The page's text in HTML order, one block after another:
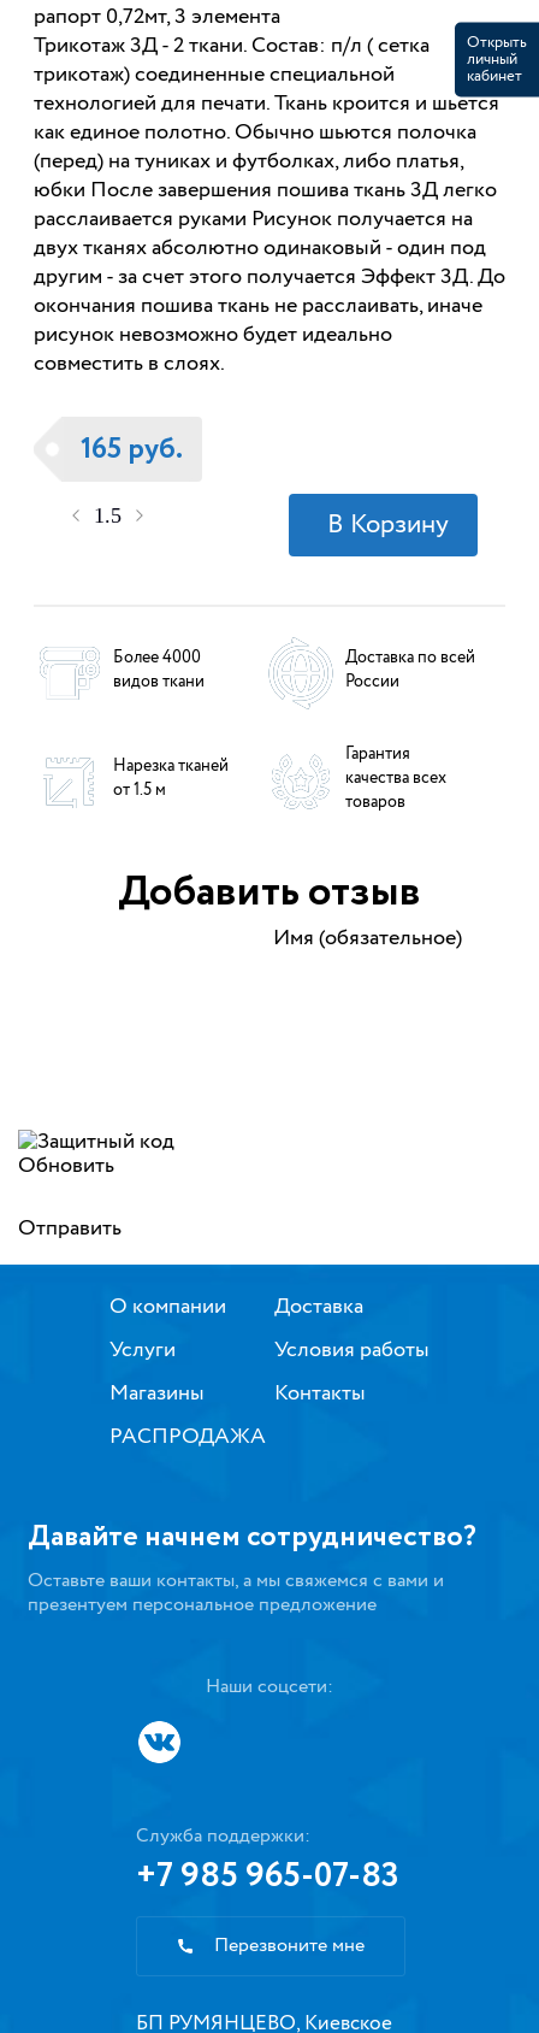
рапорт 0,72мт, 3 элемента
Трикотаж 3Д - 2 ткани. Состав: п/л ( сетка
трикотаж) соединенные специальной
технологией для печати. Ткань кроится и шьется
как единое полотно. Обычно шьются полочка
(перед) на туниках и футболках, либо платья,
юбки После завершения пошива ткань 3Д легко
расслаивается руками Рисунок получается на
двух тканях абсолютно одинаковый - один под
другим - за счет этого получается Эффект 3Д. До
окончания пошива ткань не расслаивать, иначе
рисунок невозможно будет идеально
совместить в слоях.
165 руб.
Более 4000
видов ткани
Доставка по всей
России
Нарезка тканей
от 1.5 м
Гарантия
качества всех
товаров
Добавить отзыв
Имя (обязательное)
Обновить
Отправить
Открыть
личный
кабинет
О компании
Услуги
Магазины
РАСПРОДАЖА
Доставка
Условия работы
Контакты
Давайте начнем сотрудничество?
Оставьте ваши контакты, а мы свяжемся с вами и
презентуем персональное предложение
Наши соцсети:
Служба поддержки:
+7 985 965-07-83
Перезвоните мне
БП РУМЯНЦЕВО, Киевское